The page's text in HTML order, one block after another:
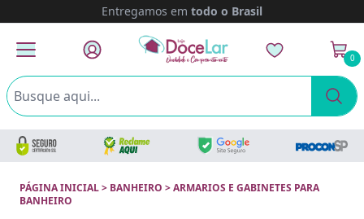
Entregamos em todo o Brasil
0
PÁGINA INICIAL> BANHEIRO >ARMARIOS E GABINETES PARA
BANHEIRO